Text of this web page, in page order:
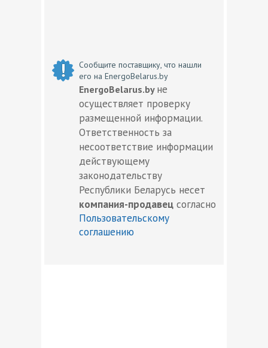
Сообщите поставщику, что нашли
его на EnergoBelarus.by
EnergoBelarus.by не
осуществляет проверку
размещенной информации.
Ответственность за
несоответствие информации
действующему
законодательству
Республики Беларусь несет
компания-продавец согласно
Пользовательскому
соглашению